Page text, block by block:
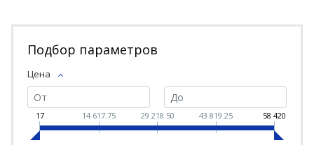
Подбор параметров
Цена
17 14 617.75 29 218.50 43 819.25 58 420